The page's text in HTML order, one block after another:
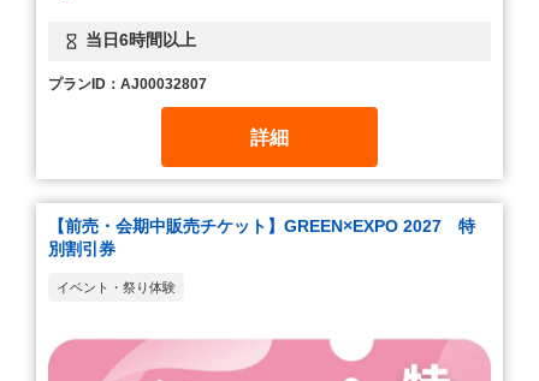
当日6時間以上
プランID：AJ00032807
詳細
【前売・会期中販売チケット】GREEN×EXPO 2027 特
別割引券
イベント・祭り体験